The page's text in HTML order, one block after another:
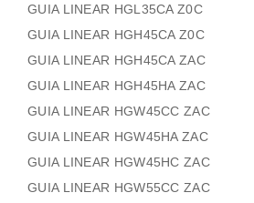
GUIA LINEAR HGL35CA Z0C
GUIA LINEAR HGH45CA Z0C
GUIA LINEAR HGH45CA ZAC
GUIA LINEAR HGH45HA ZAC
GUIA LINEAR HGW45CC ZAC
GUIA LINEAR HGW45HA ZAC
GUIA LINEAR HGW45HC ZAC
GUIA LINEAR HGW55CC ZAC